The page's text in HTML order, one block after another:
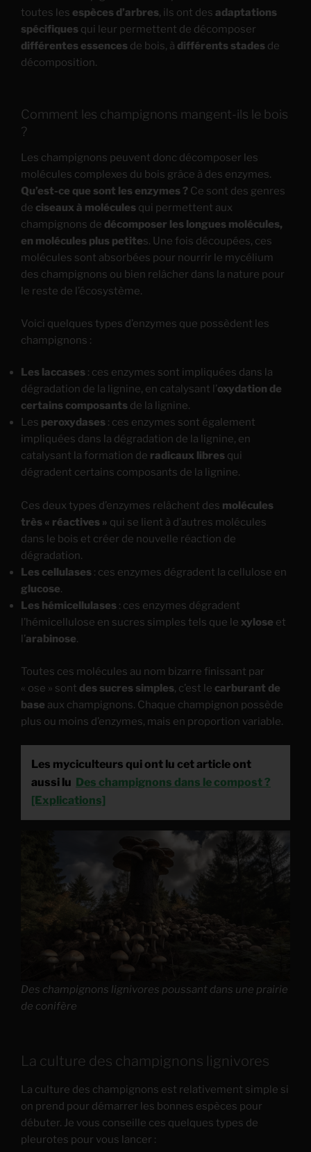
toutes les espèces d’arbres, ils ont des adaptations
spécifiques qui leur permettent de décomposer
différentes essences de bois, à différents stades de
décomposition.
Comment les champignons mangent-ils le bois
?
Les champignons peuvent donc décomposer les
molécules complexes du bois grâce à des enzymes.
Qu’est-ce que sont les enzymes ? Ce sont des genres
de ciseaux à molécules qui permettent aux
champignons de décomposer les longues molécules,
en molécules plus petites. Une fois découpées, ces
molécules sont absorbées pour nourrir le mycélium
des champignons ou bien relâcher dans la nature pour
le reste de l’écosystème.
Voici quelques types d’enzymes que possèdent les
champignons :
Les laccases : ces enzymes sont impliquées dans la
dégradation de la lignine, en catalysant l’oxydation de
certains composants de la lignine.
Les peroxydases : ces enzymes sont également
impliquées dans la dégradation de la lignine, en
catalysant la formation de radicaux libres qui
dégradent certains composants de la lignine.
Ces deux types d’enzymes relâchent des molécules
très « réactives » qui se lient à d’autres molécules
dans le bois et créer de nouvelle réaction de
dégradation.
Les cellulases : ces enzymes dégradent la cellulose en
glucose.
Les hémicellulases : ces enzymes dégradent
l’hémicellulose en sucres simples tels que le xylose et
l’arabinose.
Toutes ces molécules au nom bizarre finissant par
« ose » sont des sucres simples, c’est le carburant de
base aux champignons. Chaque champignon possède
plus ou moins d’enzymes, mais en proportion variable.
Les myciculteurs qui ont lu cet article ont
aussi lu Des champignons dans le compost ?
[Explications]
Des champignons lignivores poussant dans une prairie
de conifère
La culture des champignons lignivores
La culture des champignons est relativement simple si
on prend pour démarrer les bonnes espèces pour
débuter. Je vous conseille ces quelques types de
pleurotes pour vous lancer :